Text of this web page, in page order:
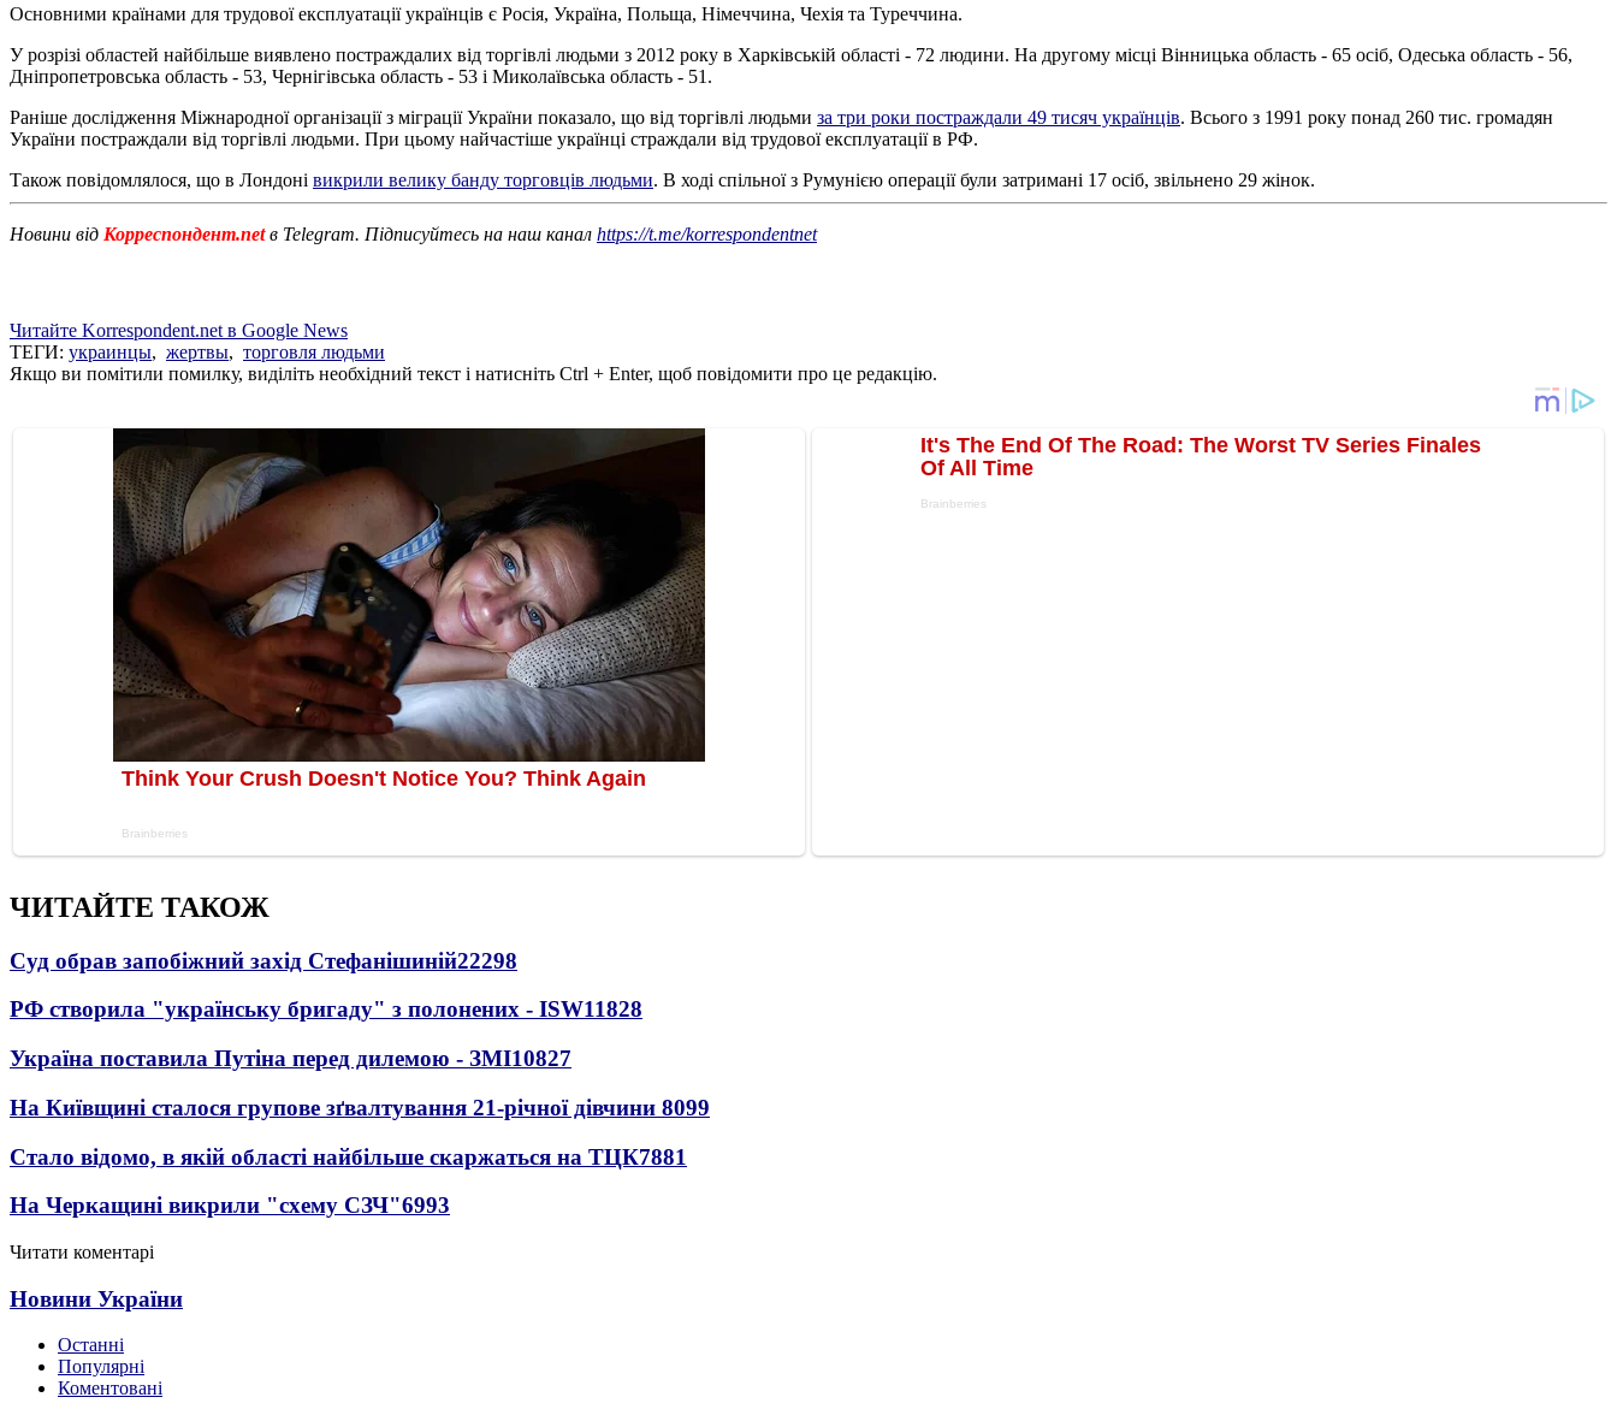
Основними країнами для трудової експлуатації українців є Росія, Україна, Польща, Німеччина, Чехія та Туреччина.
У розрізі областей найбільше виявлено постраждалих від торгівлі людьми з 2012 року в Харківській області - 72 людини. На другому місці Вінницька область - 65 осіб, Одеська область - 56,
Дніпропетровська область - 53, Чернігівська область - 53 і Миколаївська область - 51.
Раніше дослідження Міжнародної організації з міграції України показало, що від торгівлі людьми за три роки постраждали 49 тисяч українців. Всього з 1991 року понад 260 тис. громадян
України постраждали від торгівлі людьми. При цьому найчастіше українці страждали від трудової експлуатації в РФ.
Також повідомлялося, що в Лондоні викрили велику банду торговців людьми. В ході спільної з Румунією операції були затримані 17 осіб, звільнено 29 жінок.
Новини від Корреспондент.netв Telegram. Підписуйтесь на наш канал https://t.me/korrespondentnet
Читайте Korrespondent.net в Google News
ТЕГИ: украинцы, жертвы, торговля людьми
Якщо ви помітили помилку, виділіть необхідний текст і натисніть Ctrl + Enter, щоб повідомити про це редакцію.
ЧИТАЙТЕ ТАКОЖ
Суд обрав запобіжний захід Стефанішиній22298
РФ створила "українську бригаду" з полонених - ISW11828
Україна поставила Путіна перед дилемою - ЗМІ10827
На Київщині сталося групове зґвалтування 21-річної дівчини 8099
Стало відомо, в якій області найбільше скаржаться на ТЦК7881
На Черкащині викрили "схему СЗЧ"6993
Читати коментарі
Новини України
Останні
Популярні
Коментовані